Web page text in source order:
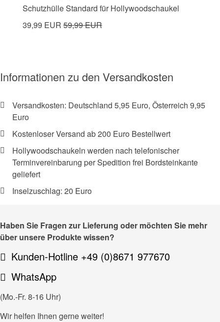
Schutzhülle Standard für Hollywoodschaukel
39,99 EUR 59,99 EUR
Informationen zu den Versandkosten
Versandkosten: Deutschland 5,95 Euro, Österreich 9,95
Euro
Kostenloser Versand ab 200 Euro Bestellwert
Hollywoodschaukeln werden nach telefonischer
Terminvereinbarung per Spedition frei Bordsteinkante
geliefert
Inselzuschlag: 20 Euro
Haben Sie Fragen zur Lieferung oder möchten Sie mehr
über unsere Produkte wissen?
Kunden-Hotline +49 (0)8671 977670
WhatsApp
(Mo.-Fr. 8-16 Uhr)
Wir helfen Ihnen gerne weiter!